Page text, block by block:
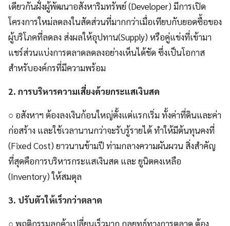
เดียวกันฝั่งผู้พัฒนาอสังหาริมทรัพย์ (Developer) มีการเปิด
โครงการใหม่ลดลงในสัดส่วนที่มากกว่าเมื่อเทียบกับยอดซื้อของ
ผู้บริโภคที่ลดลง ส่งผลให้อุปทาน(Supply) หรือคู่แข่งที่เข้ามา
แชร์ส่วนแบ่งการตลาดลดลงอย่างเห็นได้ชัด ซึ่งเป็นโอกาส
สำหรับองค์กรที่มีความพร้อม
2. การบริหารความเสี่ยงด้วยกระแสเงินสด
○ อสังหาฯ ต้องลงเงินก้อนใหญ่ตั้งแต่แรกเริ่ม ทั้งค่าที่ดินและค่า
ก่อสร้าง และใช้เวลานานกว่าจะรับรู้รายได้ ทำให้มีต้นทุนคงที่
(Fixed Cost) ยาวนานข้ามปี ท่ามกลางความผันผวน สิ่งสำคัญ
ที่สุดคือการบริหารกระแสเงินสด และ ยูนิตคงเหลือ
(Inventory) ให้สมดุล
3. ปรับตัวให้เร็วกว่าตลาด
○ พฤติกรรมลูกค้าเปลี่ยนเร็วมาก กลยุทธ์ทางการตลาด ต้อง